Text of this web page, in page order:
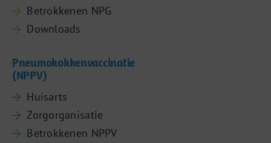
Betrokkenen NPG
Downloads
Pneumokokkenvaccinatie
(NPPV)
Huisarts
Zorgorganisatie
Betrokkenen NPPV